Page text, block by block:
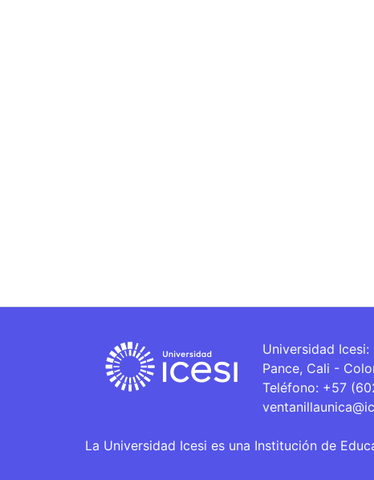
Universidad Icesi:
Pance, Cali -
Teléfono: +57
La Universidad Icesi es una Institución de